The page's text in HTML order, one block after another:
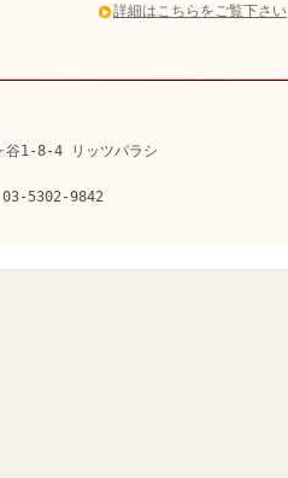
詳細はこちらをご覧下さい
谷1-8-4 リッツパラシ
5302-9842